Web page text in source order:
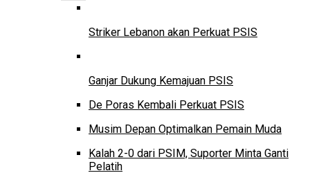
Striker Lebanon akan Perkuat PSIS
Ganjar Dukung Kemajuan PSIS
De Poras Kembali Perkuat PSIS
Musim Depan Optimalkan Pemain Muda
Kalah 2-0 dari PSIM, Suporter Minta Ganti
Pelatih